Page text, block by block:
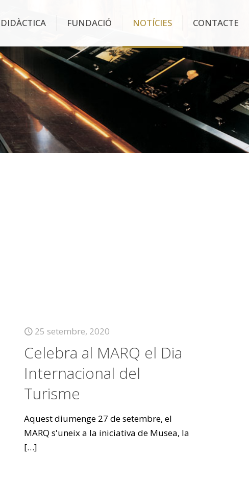
DIDÀCTICA FUNDACIÓ NOTÍCIES CONTACTE
25 setembre, 2020
Celebra al MARQ el Dia
Internacional del
Turisme
Aquest diumenge 27 de setembre, el
MARQ s'uneix a la iniciativa de Musea, la
[…]